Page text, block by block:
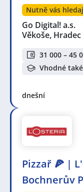
Nutně vás
Go Digital! a.s.
Věkoše,
31 000 – 45
Vhodné
dnešní
Pizzař 🍕 |
Bochnerův